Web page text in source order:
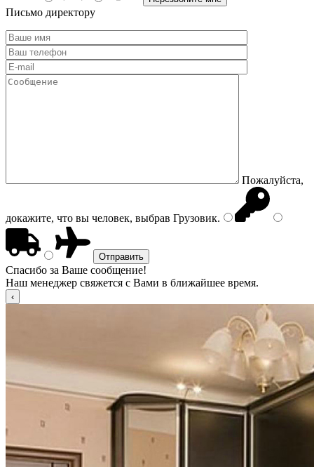
Письмо директору
Пожалуйста,
докажите, что вы человек, выбрав Грузовик.
Спасибо за Ваше сообщение!
Наш менеджер свяжется с Вами в ближайшее время.